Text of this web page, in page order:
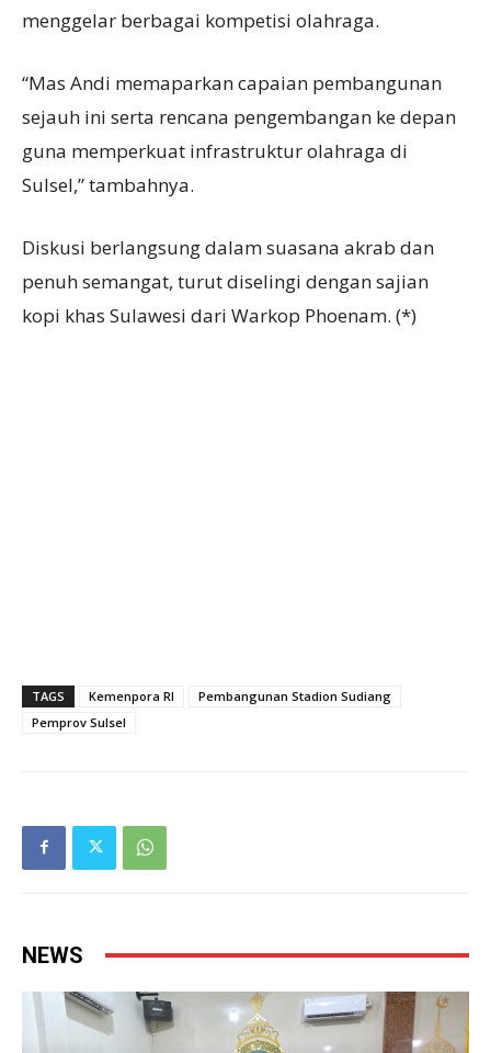
menggelar berbagai kompetisi olahraga.
“Mas Andi memaparkan capaian pembangunan
sejauh ini serta rencana pengembangan ke depan
guna memperkuat infrastruktur olahraga di
Sulsel,” tambahnya.
Diskusi berlangsung dalam suasana akrab dan
penuh semangat, turut diselingi dengan sajian
kopi khas Sulawesi dari Warkop Phoenam. (*)
TAGS Kemenpora RI
Pembangunan Stadion Sudiang
Pemprov Sulsel
NEWS